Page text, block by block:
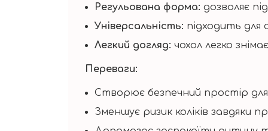
Регульована форма: дозволяє
Універсальність: підходить для
Легкий догляд: чохол легко
Переваги:
Створює безпечний простір
Зменшує ризик коліків завдяки